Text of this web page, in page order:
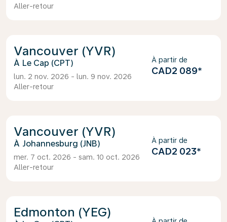
Aller-retour
Vancouver (YVR)
Le Cap (CPT)
lun. 2 nov. 2026 - lun. 9 nov. 2026
Aller-retour
À partir de
CAD2 089*
Vancouver (YVR)
Johannesburg (JNB)
mer. 7 oct. 2026 - sam. 10 oct. 2026
Aller-retour
À partir de
CAD2 023*
Edmonton (YEG)